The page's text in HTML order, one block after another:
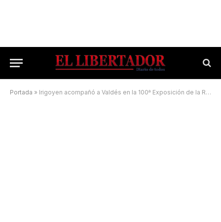
Portada » Irigoyen acompañó a Valdés en la 100ª Exposición de la Rural